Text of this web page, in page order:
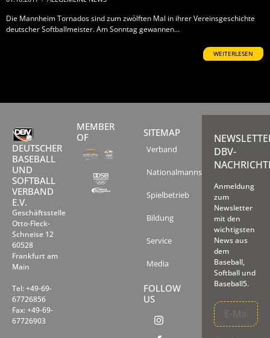
Die Mannheim Tornados sind zum zwölften Mal in ihrer Vereinsgeschichte
deutscher Softballmeister. Am Sonntag gewannen...
WEITERLESEN
DEUTSCHER
BASEBALL
UND
SOFTBALL
VERBAND
E.V.
Geschäftsstelle
Otto-Fleck-
Schneise 12
60528
Frankfurt am
Main
Tel: +49-69-
67726856
Fax: +49-69-
67726903
MEMBER
OF
SITEMAP
Verband
Nationalmannschaften
Spielbetrieb
Bildung
Service
Media
FOLLOW
US
DBV-
Anmeldung
zum
Newsletter
mit den
wichtigsten
News aus
dem
Baseball,
Softball und
Baseball5.